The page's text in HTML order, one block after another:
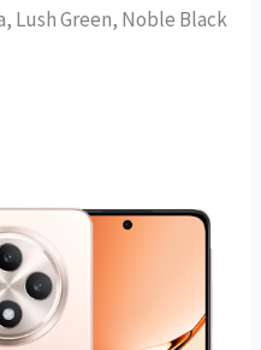
Lush Green, Noble Black